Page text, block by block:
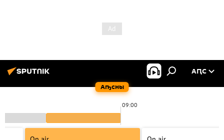
Аҧсны
АԤС
09:00